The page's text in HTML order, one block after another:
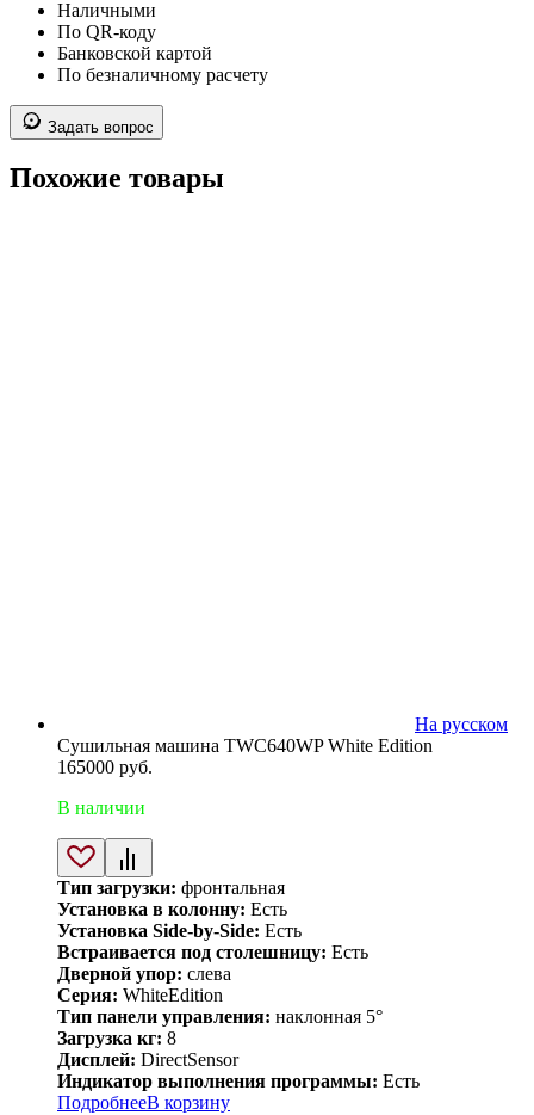
Наличными
По QR-коду
Банковской картой
По безналичному расчету
Задать вопрос
Похожие товары
На русском
Сушильная машина TWC640WP White Edition
165000 руб.
В наличии
Тип загрузки: фронтальная
Установка в колонну: Есть
Установка Side-by-Side: Есть
Встраивается под столешницу: Есть
Дверной упор: слева
Серия: WhiteEdition
Тип панели управления: наклонная 5°
Загрузка кг: 8
Дисплей: DirectSensor
Индикатор выполнения программы: Есть
ПодробнееВ корзину